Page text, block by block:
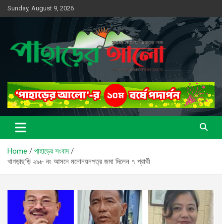
Skip
to
Sunday, August 9, 2026
পাহাড়ের আলো
সত্যের সন্ধানে, পাহাড়ের পথে
Home
পাহাড়ের সংবাদ
খাগড়াছড়ি ২৯৮ নং আসনে মনোনয়নপত্র জমা দিলেন ৭ প্রার্থী